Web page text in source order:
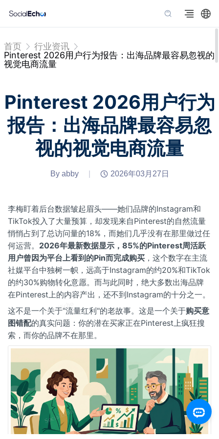
首页
行业资讯
Pinterest 2026用户行为报告：出海品牌最容易忽视的
视觉电商流量
Pinterest 2026用户行为
报告：出海品牌最容易忽
视的视觉电商流量
By abby 2026年03月27日
李梅盯着后台数据皱起眉头——她们品牌的Instagram和
TikTok投入了大量预算，却发现来自Pinterest的自然流量
悄悄占到了总访问量的18%，而她们几乎没有在那里做过任
何运营。 2026年最新数据显示，85%的Pinterest周活跃
用户曾因为平台上看到的Pin而完成购买 ，这个数字在主流
社媒平台中独树一帜，远高于Instagram的约20%和TikTok
的约30%购物转化意愿。而与此同时，绝大多数出海品牌
在Pinterest上的内容产出，还不到Instagram的十分之一。
这不是一个关于"流量红利"的老故事。这是一个关于购买意
图错配的真实问题：你的潜在买家正在Pinterest上疯狂搜
索，而你的品牌不在那里。